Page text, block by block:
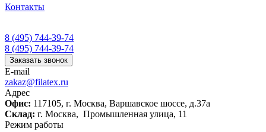
Контакты
8 (495) 744-39-74
8 (495) 744-39-74
Заказать звонок
E-mail
zakaz@filatex.ru
Адрес
Офис: 117105, г. Москва, Варшавское шоссе, д.37а
Склад: г. Москва, Промышленная улица, 11
Режим работы